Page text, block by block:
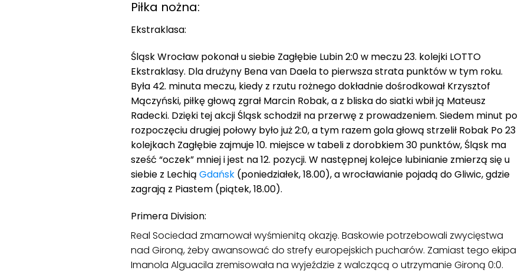
Piłka nożna:
Ekstraklasa:
Śląsk Wrocław pokonał u siebie Zagłębie Lubin 2:0 w meczu 23. kolejki LOTTO
Ekstraklasy. Dla drużyny Bena van Daela to pierwsza strata punktów w tym roku.
Była 42. minuta meczu, kiedy z rzutu rożnego dokładnie dośrodkował Krzysztof
Mączyński, piłkę głową zgrał Marcin Robak, a z bliska do siatki wbił ją Mateusz
Radecki. Dzięki tej akcji Śląsk schodził na przerwę z prowadzeniem. Siedem minut po
rozpoczęciu drugiej połowy było już 2:0, a tym razem gola głową strzelił Robak Po 23
kolejkach Zagłębie zajmuje 10. miejsce w tabeli z dorobkiem 30 punktów, Śląsk ma
sześć “oczek” mniej i jest na 12. pozycji. W następnej kolejce lubinianie zmierzą się u
siebie z Lechią Gdańsk (poniedziałek, 18.00), a wrocławianie pojadą do Gliwic, gdzie
zagrają z Piastem (piątek, 18.00).
Primera Division:
Real Sociedad zmarnował wyśmienitą okazję. Baskowie potrzebowali zwycięstwa
nad Gironą, żeby awansować do strefy europejskich pucharów. Zamiast tego ekipa
Imanola Alguacila zremisowała na wyjeździe z walczącą o utrzymanie Gironą 0:0.